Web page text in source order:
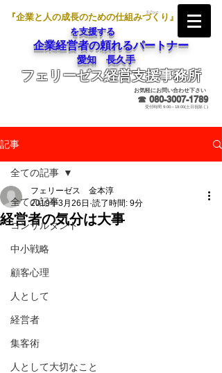
『企業と人の成長のための仕組みづくり』
を支援する
企業経営者の頼れるパートナー
愛知 長久手
フェリーゼス経営支援事務所
お気軽にお問い合わせ下さい
☎ 080-3007-1789
受付時間 9:00～18:00(土日祝除く)
記事
全ての記事
コンサルタント
中小戦略
顧客心理
人として
経営者
集客術
人として大切なこと
全ての記事
経営者の気分は大事
フェリーゼス 金本淳
2019年3月26日 読了時間: 9分